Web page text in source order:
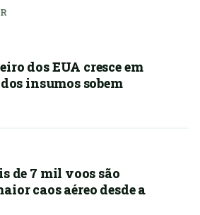
dos EUA cresce em
insumos sobem
de 7 mil voos são
caos aéreo desde a